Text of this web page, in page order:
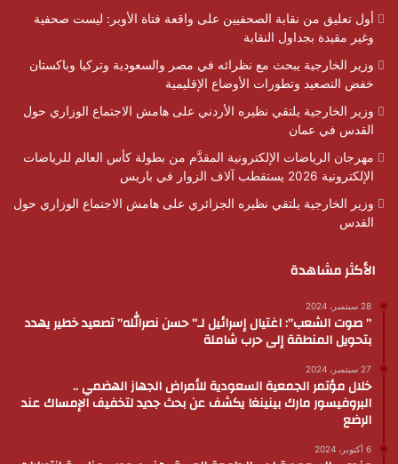
أول تعليق من نقابة الصحفيين على واقعة فتاة الأوبر: ليست صحفية
وغير مقيدة بجداول النقابة
وزير الخارجية يبحث مع نظرائه في مصر والسعودية وتركيا وباكستان
خفض التصعيد وتطورات الأوضاع الإقليمية
وزير الخارجية يلتقي نظيره الأردني على هامش الاجتماع الوزاري حول
القدس في عمان
مهرجان الرياضات الإلكترونية المقدَّم من بطولة كأس العالم للرياضات
الإلكترونية 2026 يستقطب آلاف الزوار في باريس
وزير الخارجية يلتقي نظيره الجزائري على هامش الاجتماع الوزاري حول
القدس
الأكثر مشاهدة
28 سبتمبر، 2024
” صوت الشعب”: اغتيال إسرائيل لـ” حسن نصرالله” تصعيد خطير يهدد
بتحويل المنطقة إلى حرب شاملة
27 سبتمبر، 2024
خلال مؤتمر الجمعية السعودية للأمراض الجهاز الهضمي ..
البروفيسور مارك بينينغا يكشف عن بحث جديد لتخفيف الإمساك عند
الرضع
6 أكتوبر، 2024